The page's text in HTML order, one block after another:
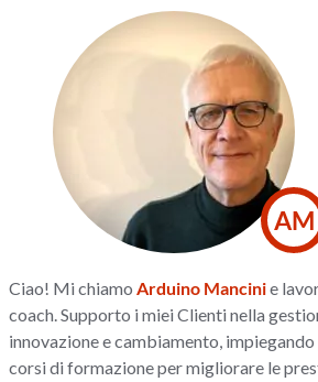
AM
Ciao! Mi chiamoArduino Mancinie
coach. Supporto i miei Clienti nella
innovazione e cambiamento,
corsi di formazione per migliorare le